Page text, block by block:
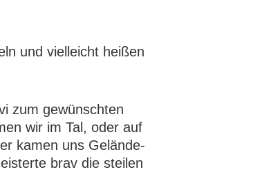
und vielleicht heißen
zum gewünschten
wir im Tal, oder auf
kamen uns Gelände-
brav die steilen